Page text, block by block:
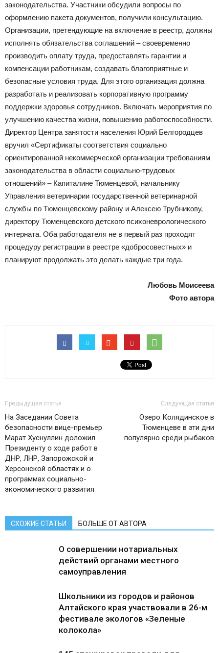
законодательства. Участники обсудили вопросы по
оформлению пакета документов, получили консультацию.
Организации, претендующие на включение в реестр, должны
исполнять обязательства соглашений – своевременно
производить оплату труда, предоставлять гарантии и
компенсации работникам, создавать благоприятные и
безопасные условия труда. Для этого организация должна
разработать и реализовать корпоративную программу
поддержки здоровья сотрудников. Включать мероприятия по
улучшению качества жизни, повышению работоспособности.
Директор Центра занятости населения Юрий Белгородцев
вручил «Сертификаты соответствия социально
ориентированной некоммерческой организации требованиям
законодательства в области социально-трудовых
отношений» – Капиталине Тюменцевой, начальнику
Управления ветеринарии государственной ветеринарной
службы по Тюменцевскому району и Алексею Трубникову,
директору Тюменцевского детского психоневрологического
интерната. Оба работодателя не в первый раз проходят
процедуру регистрации в реестре «добросовестных» и
планируют продолжать это делать каждые три года.
Любовь Моисеева
Фото автора
Предыдущая статья
На Заседании Совета
безопасности вице-премьер
Марат Хуснуллин доложил
Президенту о ходе работ в
ДНР, ЛНР, Запорожской и
Херсонской областях и о
программах социально-
экономического развития
Следующая статья
Озеро Колядинское в
Тюменцеве в эти дни
популярно среди рыбаков
СХОЖИЕ СТАТЬИ БОЛЬШЕ ОТ АВТОРА
О совершении нотариальных
действий органами местного
самоуправления
Школьники из городов и районов
Алтайского края участвовали в 26-м
фестивале экологов «Зеленые
колокола»